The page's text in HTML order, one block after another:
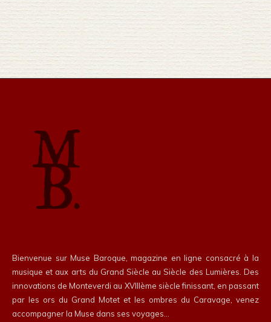
Bienvenue sur Muse Baroque, magazine en ligne consacré à la
musique et aux arts du Grand Siècle au Siècle des Lumières. Des
innovations de Monteverdi au XVIIIème siècle finissant, en passant
par les ors du Grand Motet et les ombres du Caravage, venez
accompagner la Muse dans ses voyages…